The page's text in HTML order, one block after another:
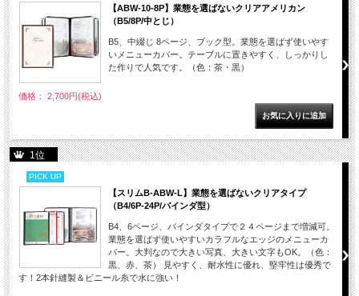
【ABW-10-8P】業態を選ばないクリアアメリカン
（B5/8P/中とじ）
B5、中綴じ 8ページ、ブック型。業態を選ばず使いやす
いメニューカバー。テーブルに置きやすく、しっかりし
た作りで人気です。（色：茶・黒）
価格： 2,700円(税込)
1位
PICK UP
【スリムB-ABW-L】業態を選ばないクリアタイプ
（B4/6P-24P/バインダ型）
B4、6ページ、バインダタイプで２４ページまで増減可。
業態を選ばず使いやすいカラフルなエッジのメニューカ
バー。大判なので大きい写真、大きい文字もOK。（色：
黒、赤、茶） 見やすく、耐水性に優れ、堅牢性は優秀で
す！2本針縫製＆ビニール糸で水に強い！